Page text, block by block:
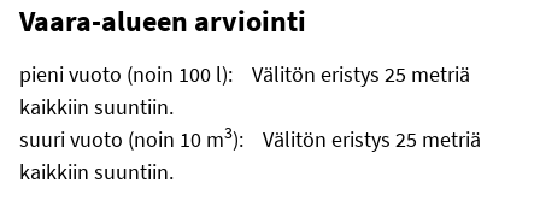
Vaara-alueen arviointi
pieni vuoto (noin 100 l): Välitön eristys 25 metriä
kaikkiin suuntiin.
suuri vuoto (noin 10 m3): Välitön eristys 25 metriä
kaikkiin suuntiin.